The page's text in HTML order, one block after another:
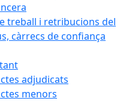
treball i retribucions del
càrrecs de confiança
adjudicats
menors